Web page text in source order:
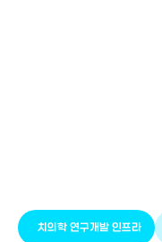
치의학 연구개발 인프라